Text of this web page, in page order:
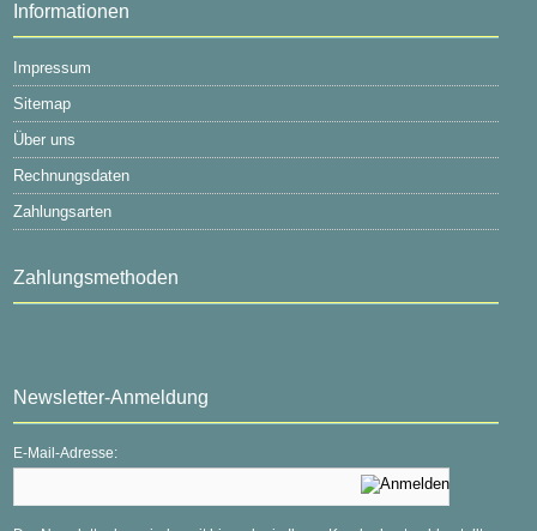
Informationen
Impressum
Sitemap
Über uns
Rechnungsdaten
Zahlungsarten
Zahlungsmethoden
Newsletter-Anmeldung
E-Mail-Adresse: